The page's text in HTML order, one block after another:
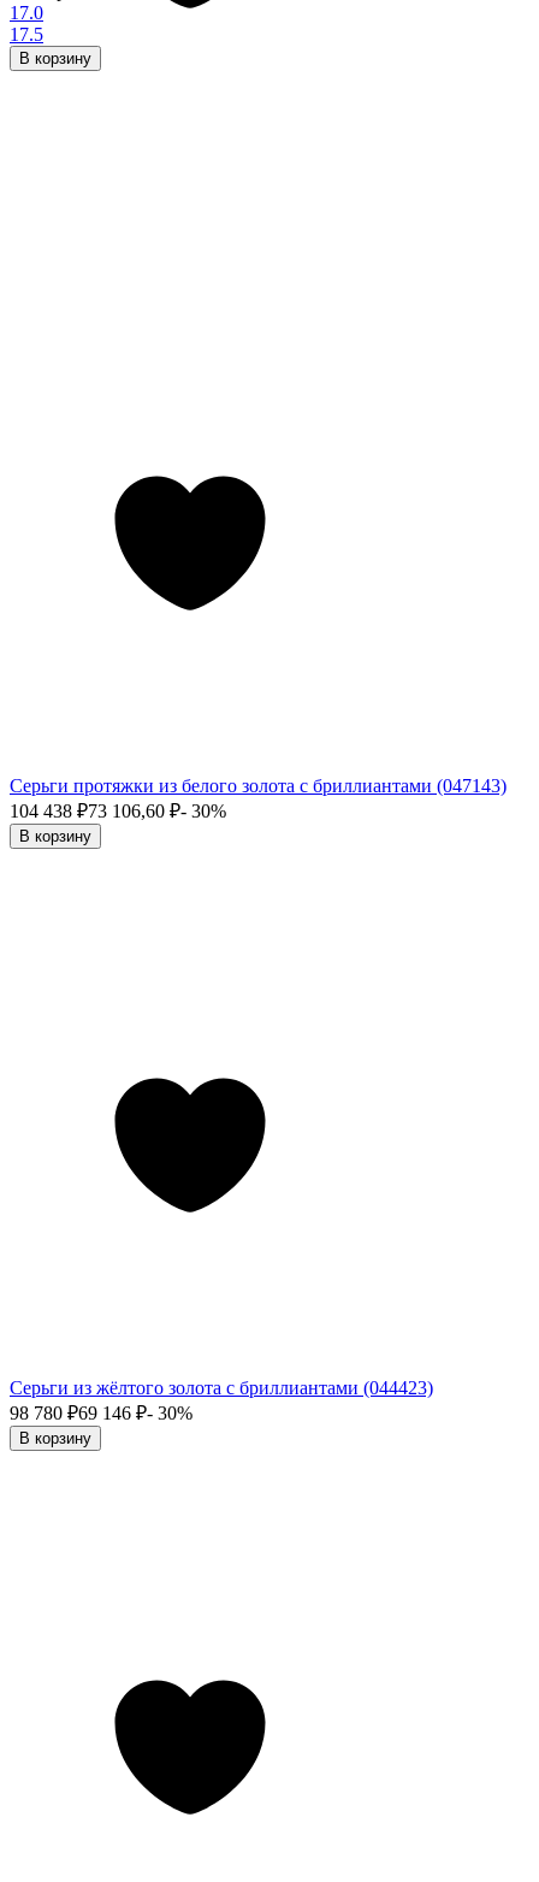
17.0
17.5
В корзину
Серьги протяжки из белого золота с бриллиантами (047143)
104 438 ₽73 106,60 ₽- 30%
В корзину
Серьги из жёлтого золота с бриллиантами (044423)
98 780 ₽69 146 ₽- 30%
В корзину